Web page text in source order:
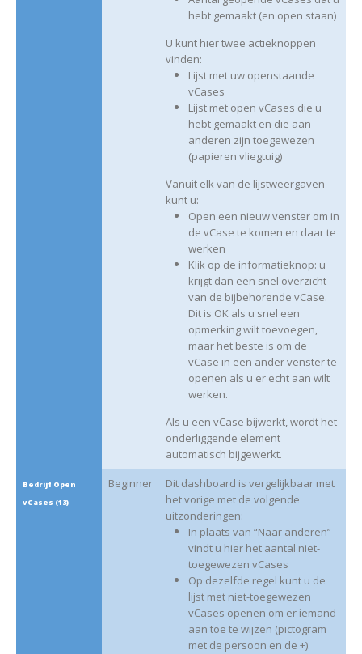
hebt gemaakt (en open staan)
U kunt hier twee actieknoppen
vinden:
Lijst met uw openstaande
vCases
Lijst met open vCases die u
hebt gemaakt en die aan
anderen zijn toegewezen
(papieren vliegtuig)
Vanuit elk van de lijstweergaven
kunt u:
Open een nieuw venster om in
de vCase te komen en daar te
werken
Klik op de informatieknop: u
krijgt dan een snel overzicht
van de bijbehorende vCase.
Dit is OK als u snel een
opmerking wilt toevoegen,
maar het beste is om de
vCase in een ander venster te
openen als u er echt aan wilt
werken.
Als u een vCase bijwerkt, wordt het
onderliggende element
automatisch bijgewerkt.
Bedrijf Open
vCases (13)
Beginner
Dit dashboard is vergelijkbaar met
het vorige met de volgende
uitzonderingen:
In plaats van “Naar anderen”
vindt u hier het aantal niet-
toegewezen vCases
Op dezelfde regel kunt u de
lijst met niet-toegewezen
vCases openen om er iemand
aan toe te wijzen (pictogram
met de persoon en de +).